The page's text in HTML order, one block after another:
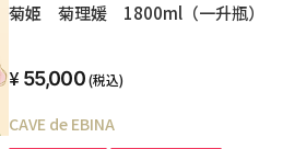
菊姫 菊理媛 1800ml（一升瓶）
55,000(税込)
CAVE de EBINA